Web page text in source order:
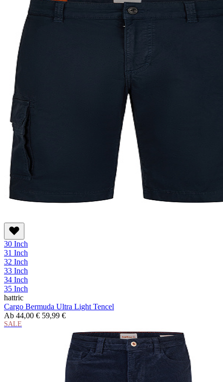
30 Inch
31 Inch
32 Inch
33 Inch
34 Inch
35 Inch
hattric
Cargo Bermuda Ultra Light Tencel
Ab 44,00 € 59,99 €
SALE